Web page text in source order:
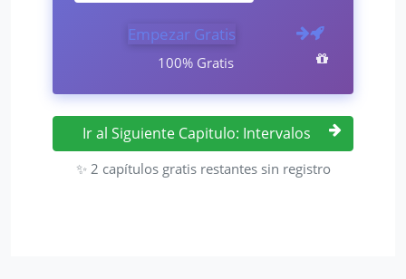
Empezar Gratis
100% Gratis
Ir al Siguiente Capitulo: Intervalos
✨ 2 capítulos gratis restantes sin registro